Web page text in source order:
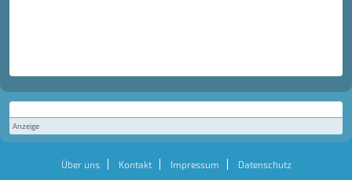
Anzeige
Über uns Kontakt Impressum Datenschutz